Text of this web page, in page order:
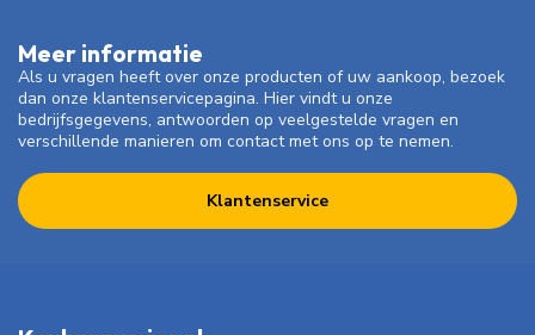
Meer informatie
Als u vragen heeft over onze producten of uw aankoop, bezoek
dan onze klantenservicepagina. Hier vindt u onze
bedrijfsgegevens, antwoorden op veelgestelde vragen en
verschillende manieren om contact met ons op te nemen.
Klantenservice